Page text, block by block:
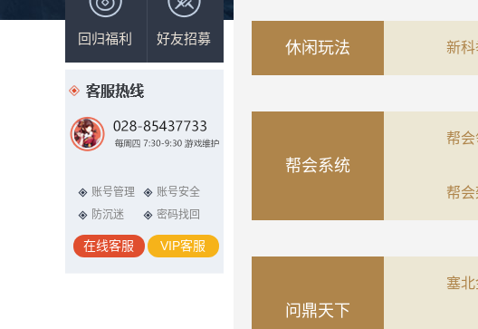
休闲玩法 新
帮会系统
帮
帮会
问鼎天下
塞
回归福利 好友招募
账号管理
账号安全
防沉迷
密码找回
在线客服 VIP客服